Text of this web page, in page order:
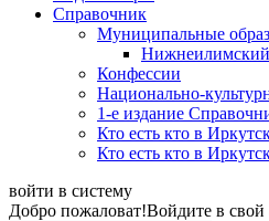
Справочник
Муниципальные
Конфессии
Национально-
1-е издание
Кто есть кто в
Кто есть кто в
войти в систему
Добро пожаловат!Войдите в свой